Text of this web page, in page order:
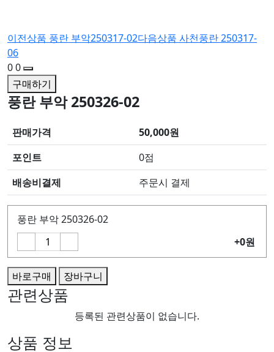
이전상품 풍란 부악250317-02다음상품 사천풍란 250317-
06
00
구매하기
풍란 부악 250326-02
판매가격
50,000원
포인트
0점
배송비결제
주문시 결제
풍란 부악 250326-02
+0원
바로구매 장바구니
관련상품
등록된 관련상품이 없습니다.
상품 정보